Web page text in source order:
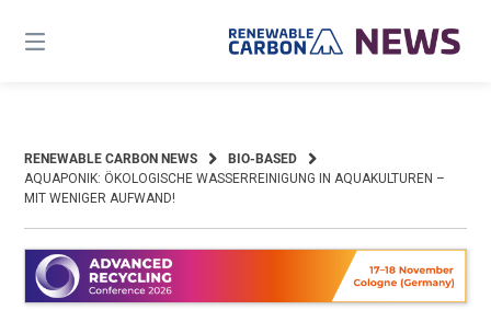
content
RENEWABLE CARBON NEWS
BIO-BASED
AQUAPONIK: ÖKOLOGISCHE WASSERREINIGUNG IN AQUAKULTUREN –
MIT WENIGER AUFWAND!